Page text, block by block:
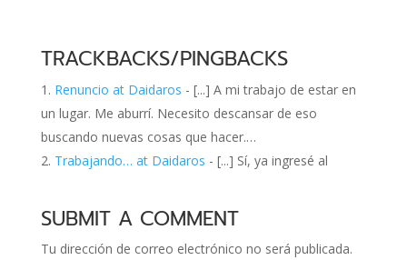
TRACKBACKS/PINGBACKS
Renuncio at Daidaros - [...] A mi trabajo de estar en
un lugar. Me aburrí. Necesito descansar de eso
buscando nuevas cosas que hacer.…
Trabajando… at Daidaros - [...] Sí, ya ingresé al
SUBMIT A COMMENT
Tu dirección de correo electrónico no será publicada.